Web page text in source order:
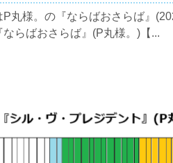
P丸様。の『ならばおさらば』
ならばおさらば』(P丸様。)【...